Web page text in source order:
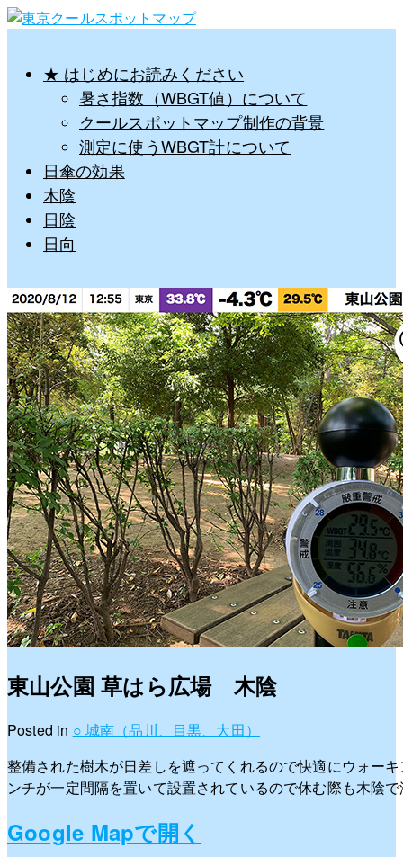
★ はじめにお読みください
暑さ指数（WBGT値）について
クールスポットマップ制作の背景
測定に使うWBGT計について
日傘の効果
木陰
日陰
日向
東山公園 草はら広場 木陰
Posted in ○ 城南（品川、目黒、大田）
整備された樹木が日差しを遮ってくれるので快適にウォー
ンチが一定間隔を置いて設置されているので休む際も木陰
Google Mapで開く